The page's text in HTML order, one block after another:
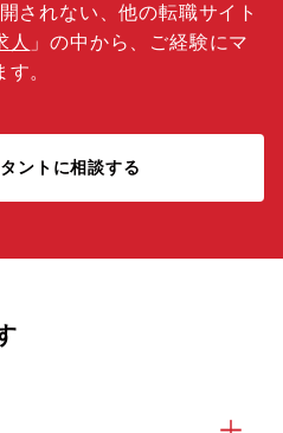
されない、他の転職サイト
人 」の中から、ご経験にマ
。
ントに相談する